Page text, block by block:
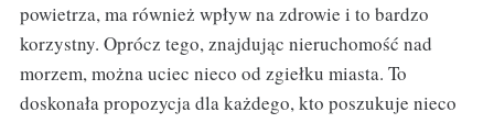
powietrza, ma również wpływ na zdrowie i to bardzo
korzystny. Oprócz tego, znajdując nieruchomość nad
morzem, można uciec nieco od zgiełku miasta. To
doskonała propozycja dla każdego, kto poszukuje nieco